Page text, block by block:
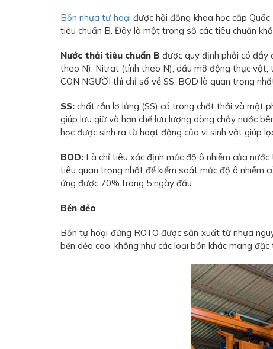
Bồn nhựa tự hoại được hội đồng khoa học cấp
tiêu chuẩn B. Đây là một trong số các tiêu chuẩn
Nước thải tiêu chuẩn B được quy định phải có đầy
theo N), Nitrat (tính theo N), dầu mỡ động thực
CON NGƯỜI thì chỉ số về SS, BOD là quan trọng
SS: chất rắn lơ lửng (SS) có trong chất thải và một
giúp lưu giữ và hạn chế lưu lượng dòng chảy nước
học được sinh ra từ hoạt động của vi sinh vật giúp
BOD: Là chỉ tiêu xác định mức độ ô nhiễm của
tiêu quan trọng nhất để kiểm soát mức độ ô nhiễm
ứng được 70% trong 5 ngày đầu.
Bền dẻo
Bồn tự hoại đứng ROTO được sản xuất từ nhựa
bền dẻo cao, không như các loại bồn khác mang